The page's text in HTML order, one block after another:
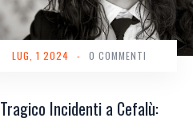
Tragico Incidenti a Cefalù:
LUG, 1 2024 - 0 COMMENTI